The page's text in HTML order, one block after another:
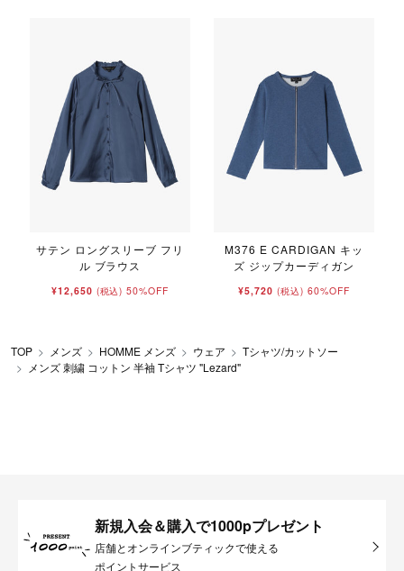
サテン ロングスリーブ フリ
ル ブラウス
¥12,650 (税込) 50%OFF
M376 E CARDIGAN キッ
ズ ジップカーディガン
¥5,720 (税込) 60%OFF
TOP メンズ HOMME メンズ ウェア
Tシャツ/カットソー
メンズ 刺繍 コットン 半袖 Tシャツ "Lezard"
新規入会＆購入で1000pプレゼント
店舗とオンラインブティックで使える
ポイントサービス